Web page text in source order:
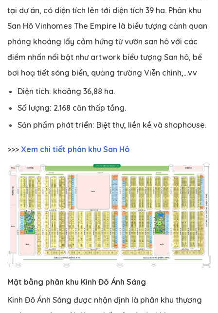
tại dự án, có diện tích lên tới diện tích 39 ha. Phân khu
San Hô Vinhomes The Empire là biểu tượng cảnh quan
phóng khoáng lấy cảm hứng từ vườn san hô với các
điểm nhấn nổi bật như artwork biểu tượng San hô, bể
bơi hoạ tiết sóng biển, quảng trường Viễn chinh,…vv
Diện tích: khoảng 36,88 ha.
Số lượng: 2.168 căn thấp tầng.
Sản phẩm phát triển: Biệt thự, liền kề và shophouse.
>>> Xem chi tiết phân khu San Hô
Mặt bằng phân khu Kinh Đô Ánh Sáng
Kinh Đô Ánh Sáng được nhận định là phân khu thương